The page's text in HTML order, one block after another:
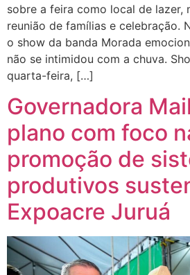
sobre a feira como local de lazer,
reunião de famílias e celebração.
o show da banda Morada
não se intimidou com a chuva.
quarta-feira, […]
Governadora
plano com foco
promoção de
produtivos
Expoacre Juruá